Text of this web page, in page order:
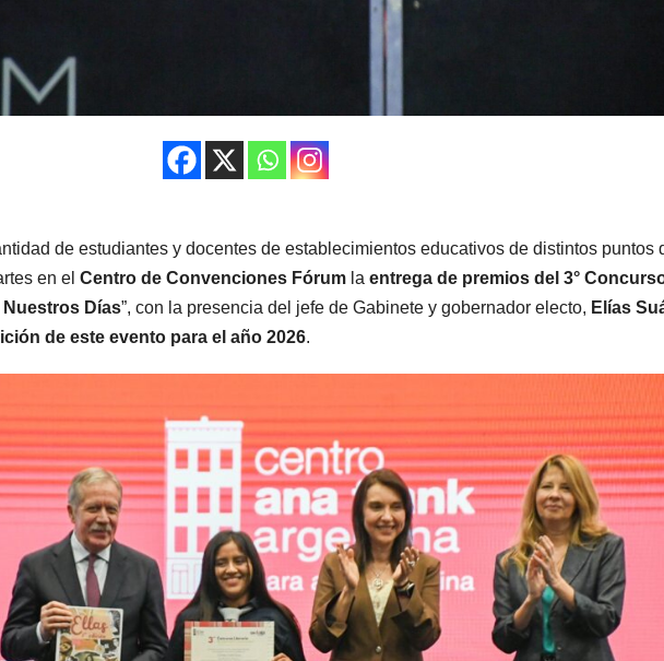
de estudiantes y docentes de establecimientos educativos de distintos puntos
en el Centro de Convenciones Fórum la entrega de premios del 3°
Nuestros Días”, con la presencia del jefe de Gabinete y gobernador electo, Elías
de este evento para el año 2026.